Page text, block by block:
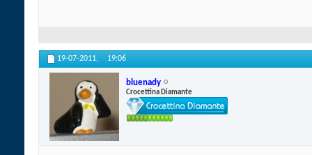
19-07-2011, 19:06
bluenady
Crocettina Diamante